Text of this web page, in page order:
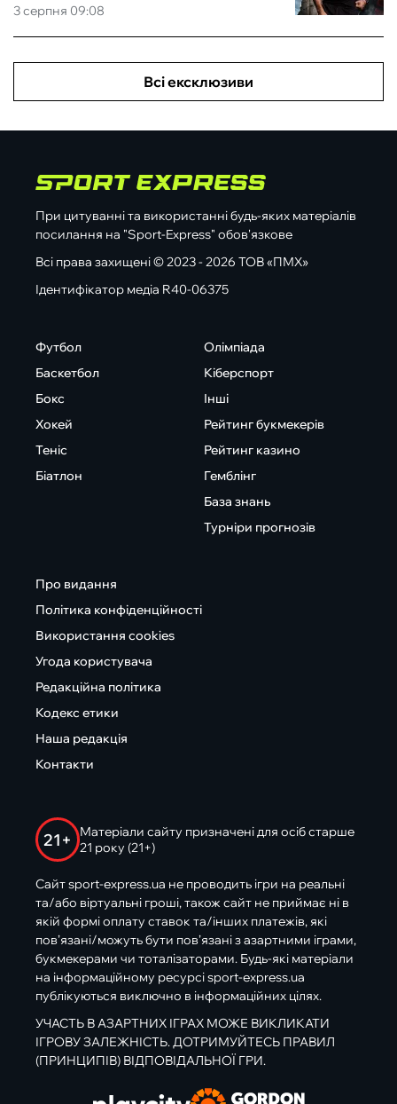
3 серпня 09:08
Всі ексклюзиви
При цитуванні та використанні будь-яких матеріалів
посилання на "Sport-Express" обов'язкове
Всі права захищені © 2023 - 2026 ТОВ «ПМХ»
Ідентифікатор медіа R40-06375
Футбол
Баскетбол
Бокс
Хокей
Теніс
Біатлон
Олімпіада
Кіберспорт
Інші
Рейтинг букмекерів
Рейтинг казино
Гемблінг
База знань
Турніри прогнозів
Про видання
Політика конфіденційності
Використання cookies
Угода користувача
Редакційна політика
Кодекс етики
Наша редакція
Контакти
21+
Матеріали сайту призначені для осіб старше
21 року (21+)
Сайт sport-express.ua не проводить ігри на реальні
та/або віртуальні гроші, також сайт не приймає ні в
якій формі оплату ставок та/інших платежів, які
пов’язані/можуть бути пов’язані з азартними іграми,
букмекерами чи тоталізаторами. Будь-які матеріали
на інформаційному ресурсі sport-express.ua
публікуються виключно в інформаційних цілях.
УЧАСТЬ В АЗАРТНИХ ІГРАХ МОЖЕ ВИКЛИКАТИ
ІГРОВУ ЗАЛЕЖНІСТЬ. ДОТРИМУЙТЕСЬ ПРАВИЛ
(ПРИНЦИПІВ) ВІДПОВІДАЛЬНОЇ ГРИ.